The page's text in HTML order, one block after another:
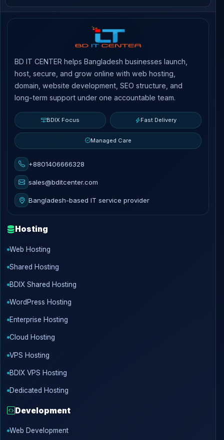
BD IT CENTER helps Bangladesh businesses launch,
host, secure, and grow online with web hosting,
domain, website development, SEO structure, and
long-term support under one accountable team.
BDIX Focus Fast Delivery
Managed Care
+8801406666328
sales@bditcenter.com
Bangladesh-based IT service provider
Hosting
Web Hosting
Shared Hosting
BDIX Shared Hosting
WordPress Hosting
Enterprise Hosting
Cloud Hosting
VPS Hosting
BDIX VPS Hosting
Dedicated Hosting
Development
Web Development